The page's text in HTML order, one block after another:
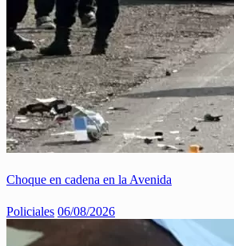
Choque en cadena en la Avenida
Policiales 06/08/2026